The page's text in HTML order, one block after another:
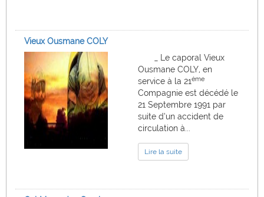
Vieux Ousmane COLY
_ Le caporal Vieux
Ousmane COLY, en
service à la 21éme
Compagnie est décédé le
21 Septembre 1991 par
suite d’un accident de
circulation à...
Lire la suite